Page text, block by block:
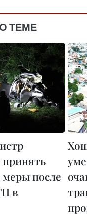
ТЕМЕ
принять
после
в